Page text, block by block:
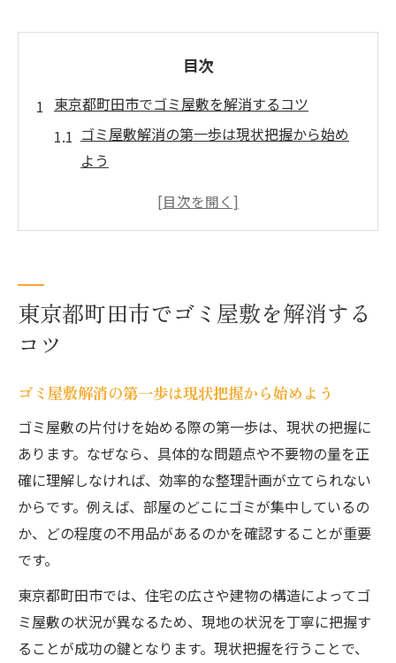
目次
東京都町田市でゴミ屋敷を解消するコツ
ゴミ屋敷解消の第一歩は現状把握から始め
よう
ゴミ屋敷の不用品選別で作業効率が大幅ア
ゴミ屋敷整理に役立つ便利グッズと使い方
の工夫
え
ゴミ屋敷の不用品整理が楽になる方法
ゴミ屋敷の不用品を効率よく分別するコツ
捨てるか迷う不用品を判断するポイント
ゴミ屋敷不用品整理のスムーズな手順とは
東京都町田市で活用できる不用品回収サー
ゴミ屋敷の片付けを家族で協力して進める
方法
効率的な家財の片付けを実現する秘訣
東京都町田市でゴミ屋敷を解消する
コツ
ゴミ屋敷解消の第一歩は現状把握から始めよう
ゴミ屋敷の片付けを始める際の第一歩は、現状の把握に
あります。なぜなら、具体的な問題点や不要物の量を正
確に理解しなければ、効率的な整理計画が立てられない
からです。例えば、部屋のどこにゴミが集中しているの
か、どの程度の不用品があるのかを確認することが重要
です。
東京都町田市では、住宅の広さや建物の構造によってゴ
ミ屋敷の状況が異なるため、現地の状況を丁寧に把握す
ることが成功の鍵となります。現状把握を行うことで、